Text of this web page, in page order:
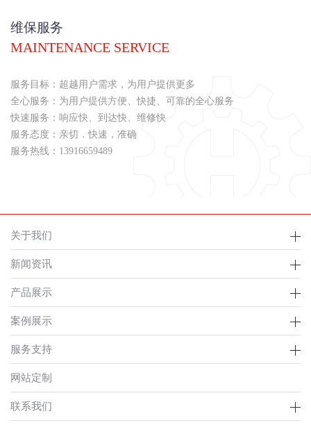
维保服务
MAINTENANCE SERVICE
服务目标：超越用户需求，为用户提供更多
全心服务：为用户提供方便、快捷、可靠的全心服务
快速服务：响应快、到达快、维修快
服务态度：亲切．快速，准确
服务热线：13916659489
关于我们
新闻资讯
产品展示
案例展示
服务支持
网站定制
联系我们